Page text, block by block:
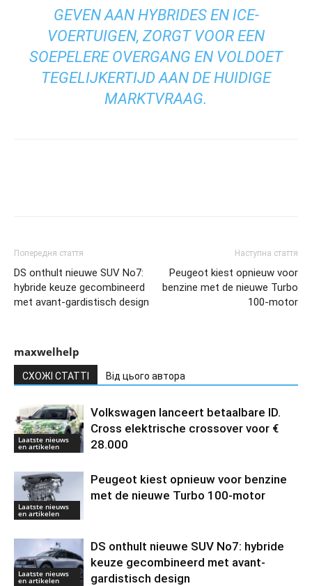
GEVEN AAN HYBRIDES EN ICE-
VOERTUIGEN, ZORGT VOOR EEN
SOEPELERE OVERGANG EN VOLDOET
TEGELIJKERTIJD AAN DE HUIDIGE
MARKTVRAAG.
Попередня стаття
DS onthult nieuwe SUV No7:
hybride keuze gecombineerd
met avant-gardistisch design
Наступна стаття
Peugeot kiest opnieuw voor
benzine met de nieuwe Turbo
100-motor
maxwelhelp
СХОЖІ СТАТТІ Від цього автора
Laatste nieuws
en artikelen
Volkswagen lanceert betaalbare ID.
Cross elektrische crossover voor €
28.000
Laatste nieuws
en artikelen
Peugeot kiest opnieuw voor benzine
met de nieuwe Turbo 100-motor
Laatste nieuws
en artikelen
DS onthult nieuwe SUV No7: hybride
keuze gecombineerd met avant-
gardistisch design